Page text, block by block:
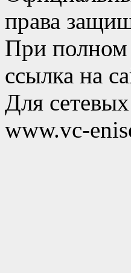
права
При полном
ссылка на
Для
www.vc-